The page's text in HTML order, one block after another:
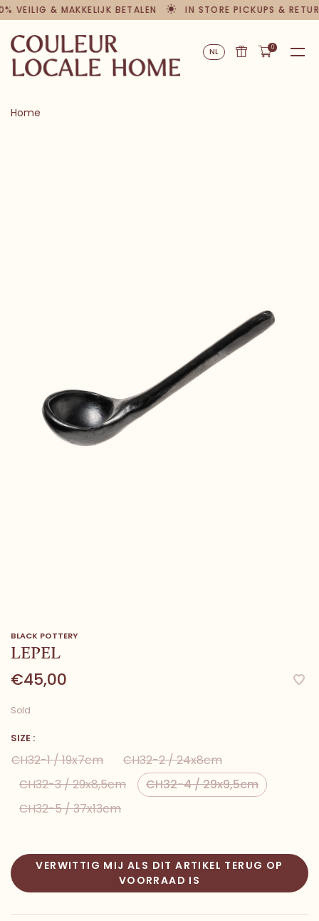
VEILIG & MAKKELIJK BETALEN IN STORE PICKUPS &
NL 0
Home
BLACK POTTERY
LEPEL
€45,00
Sold
SIZE :
CH32-1 / 19x7cm
CH32-2 / 24x8cm
CH32-3 / 29x8,5cm
CH32-4 / 29x9,5cm
CH32-5 / 37x13cm
VERWITTIG MIJ ALS DIT ARTIKEL TERUG OP
VOORRAAD IS